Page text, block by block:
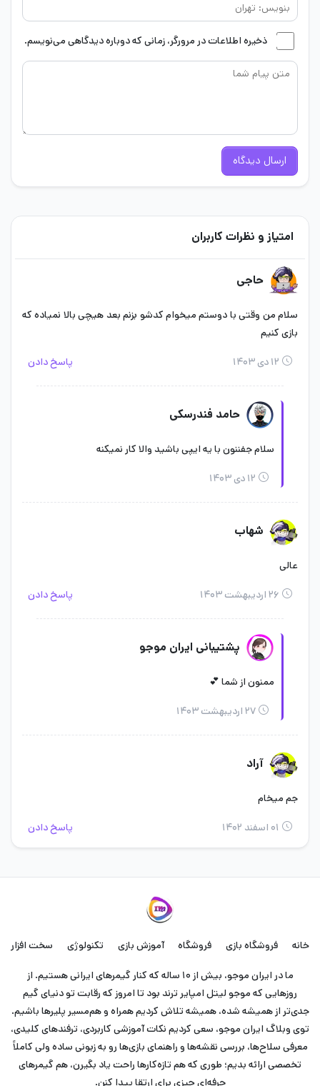
ذخیره اطلاعات در مرورگر، زمانی که دوباره دیدگاهی می‌نویسم.
ارسال دیدگاه
امتیاز و نظرات کاربران
حاجی
سلام من وقتی با دوستم میخوام کدشو بزنم بعد هیچی بالا نمیاده که
بازی کنیم
۱۲ دی ۱۴۰۳ پاسخ دادن
حامد فندرسکی
سلام جفننون با یه ایپی باشید والا کار نمیکنه
۱۲ دی ۱۴۰۳
شهاب
عالی
۲۶ اردیبهشت ۱۴۰۳ پاسخ دادن
پشتیبانی ایران موجو
ممنون از شما 💕
۲۷ اردیبهشت ۱۴۰۳
آراد
جم میخام
۰۱ اسفند ۱۴۰۲ پاسخ دادن
خانه فروشگاه بازی فروشگاه آموزش بازی تکنولوژی سخت افزار
ما در ایران موجو، بیش از ۱۰ ساله که کنار گیمرهای ایرانی هستیم. از
روزهایی که موجو لیتل امپایر ترند بود تا امروز که رقابت تو دنیای گیم
جدی‌تر از همیشه شده، همیشه تلاش کردیم همراه و هم‌مسیر پلیرها باشیم.
توی وبلاگ ایران موجو، سعی کردیم نکات آموزشی کاربردی، ترفندهای کلیدی،
معرفی سلاح‌ها، بررسی نقشه‌ها و راهنمای بازی‌ها رو به زبونی ساده ولی کاملاً
تخصصی ارائه بدیم؛ طوری که هم تازه‌کارها راحت یاد بگیرن، هم گیمرهای
حرفه‌ای چیزی برای ارتقا پیدا کنن.